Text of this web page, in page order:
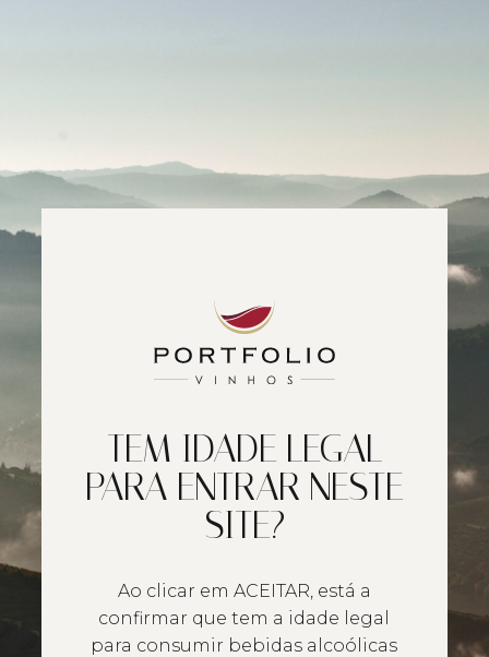
TEM IDADE LEGAL
PARA ENTRAR NESTE
SITE?
Ao clicar em ACEITAR, está a
confirmar que tem a idade legal
para consumir bebidas alcoólicas